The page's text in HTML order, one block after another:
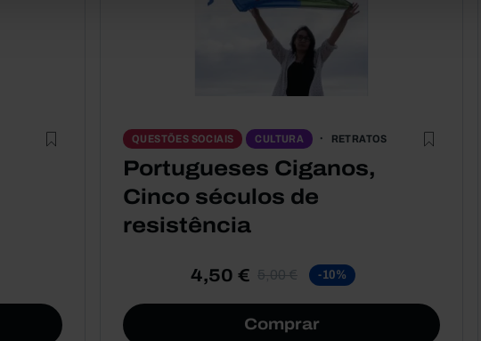
QUESTÕES SOCIAIS CULTURA RETRATOS
Portugueses Ciganos,
Cinco séculos de
resistência
4,50 € 5,00 € -10%
Comprar